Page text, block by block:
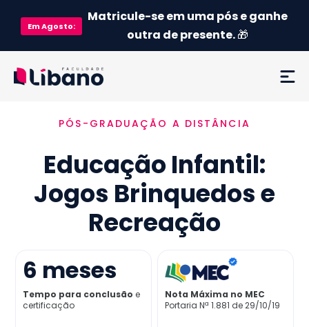
EmAgosto:
Matricule-se em uma pós e ganhe
outra de presente.🎁
Ementa
Como funciona
Credenciamento MEC
Já sou aluno
PÓS-GRADUAÇÃO A DISTÂNCIA
Educação Infantil:
Jogos Brinquedos e
Recreação
6 meses
Tempo para conclusão e
certificação
Nota Máxima no MEC
Portaria Nª 1.881 de 29/10/19